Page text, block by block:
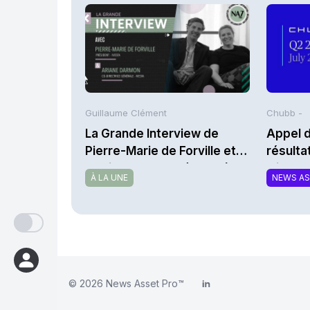
Guillaume Clément
La Grande Interview de
Pierre-Marie de Forville et
d’Ariane Darmon (Ivesta)
À LA UNE
Chubb -
Appel
Limited
NEWS
© 2026 News Asset Pro™ LinkedIn